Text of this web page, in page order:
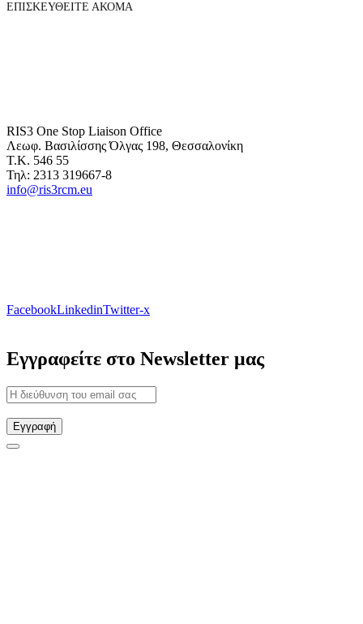
ΕΠΙΣΚΕΥΘΕΙΤΕ ΑΚΟΜΑ
RIS3 One Stop Liaison Office
Λεωφ. Βασιλίσσης Όλγας 198, Θεσσαλονίκη
Τ.Κ. 546 55
Τηλ: 2313 319667-8
info@ris3rcm.eu
FacebookLinkedinTwitter-x
Εγγραφείτε στο Newsletter μας
Εγγραφή